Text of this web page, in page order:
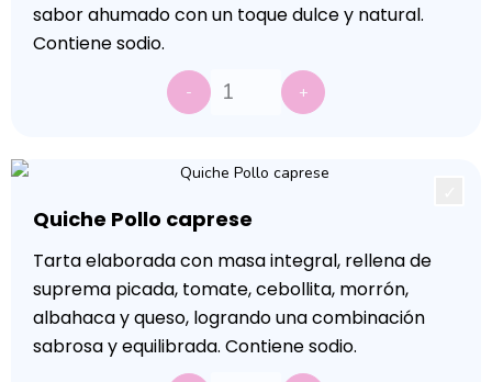
sabor ahumado con un toque dulce y natural.
Contiene sodio.
- +
Quiche Pollo caprese
Tarta elaborada con masa integral, rellena de
suprema picada, tomate, cebollita, morrón,
albahaca y queso, logrando una combinación
sabrosa y equilibrada. Contiene sodio.